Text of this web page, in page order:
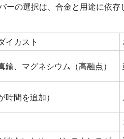
ーの選択は、合金と用途に依
イカスト
、マグネシウム（高融点）
間を追加）